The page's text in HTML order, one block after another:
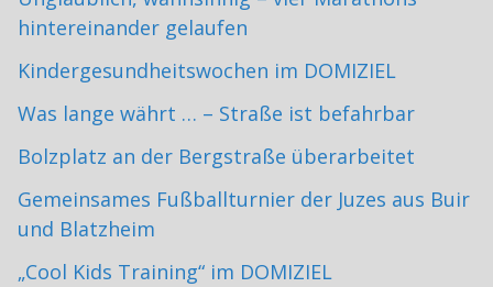
hintereinander gelaufen
Kindergesundheitswochen im DOMIZIEL
Was lange währt … – Straße ist befahrbar
Bolzplatz an der Bergstraße überarbeitet
Gemeinsames Fußballturnier der Juzes aus Buir
und Blatzheim
„Cool Kids Training“ im DOMIZIEL